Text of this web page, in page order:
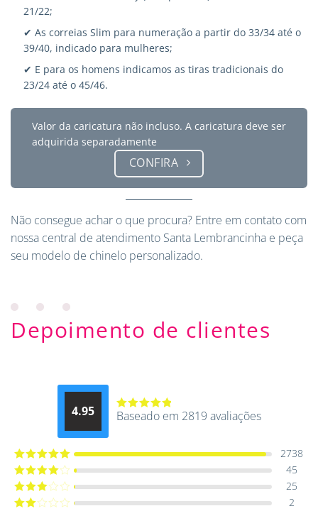
21/22;
✔ As correias Slim para numeração a partir do 33/34 até o
39/40, indicado para mulheres;
✔ E para os homens indicamos as tiras tradicionais do
23/24 até o 45/46.
Valor da caricatura não incluso. A caricatura deve ser
adquirida separadamente
CONFIRA
Não consegue achar o que procura? Entre em contato com
nossa central de atendimento Santa Lembrancinha e peça
seu modelo de chinelo personalizado.
Depoimento de clientes
4.95
Avaliação
Baseado em 2819 avaliações
Avaliação5
2738
Avaliação
45
Avaliação
25
2